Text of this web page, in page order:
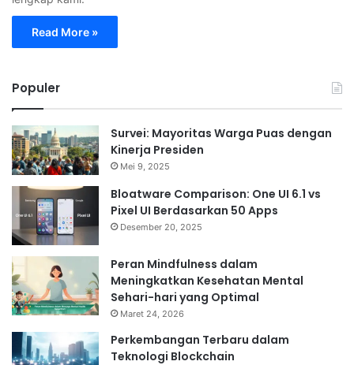
Read More »
Populer
Survei: Mayoritas Warga Puas dengan
Kinerja Presiden
Mei 9, 2025
Bloatware Comparison: One UI 6.1 vs
Pixel UI Berdasarkan 50 Apps
Desember 20, 2025
Peran Mindfulness dalam
Meningkatkan Kesehatan Mental
Sehari-hari yang Optimal
Maret 24, 2026
Perkembangan Terbaru dalam
Teknologi Blockchain